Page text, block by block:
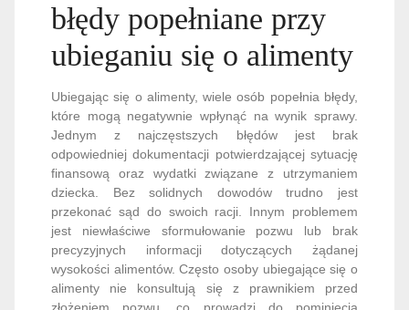
błędy popełniane przy
ubieganiu się o alimenty
Ubiegając się o alimenty, wiele osób popełnia błędy,
które mogą negatywnie wpłynąć na wynik sprawy.
Jednym z najczęstszych błędów jest brak
odpowiedniej dokumentacji potwierdzającej sytuację
finansową oraz wydatki związane z utrzymaniem
dziecka. Bez solidnych dowodów trudno jest
przekonać sąd do swoich racji. Innym problemem
jest niewłaściwe sformułowanie pozwu lub brak
precyzyjnych informacji dotyczących żądanej
wysokości alimentów. Często osoby ubiegające się o
alimenty nie konsultują się z prawnikiem przed
złożeniem pozwu, co prowadzi do pominięcia